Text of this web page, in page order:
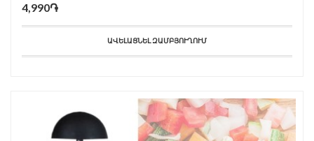
4,990֏
ԱՎԵԼԱՑՆԵԼ ԶԱՄԲՅՈՒՂՈՒՄ